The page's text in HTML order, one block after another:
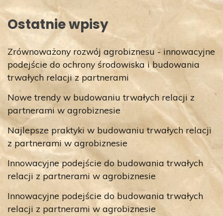
Ostatnie wpisy
Zrównoważony rozwój agrobiznesu - innowacyjne
podejście do ochrony środowiska i budowania
trwałych relacji z partnerami
Nowe trendy w budowaniu trwałych relacji z
partnerami w agrobiznesie
Najlepsze praktyki w budowaniu trwałych relacji
z partnerami w agrobiznesie
Innowacyjne podejście do budowania trwałych
relacji z partnerami w agrobiznesie
Innowacyjne podejście do budowania trwałych
relacji z partnerami w agrobiznesie